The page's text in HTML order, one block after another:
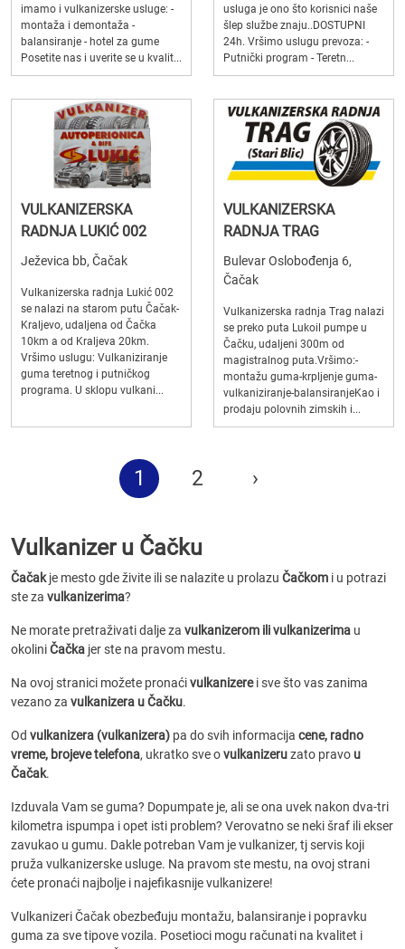
imamo i vulkanizerske usluge: -
montaža i demontaža -
balansiranje - hotel za gume
Posetite nas i uverite se u kvalit...
usluga je ono što korisnici naše
šlep službe znaju..DOSTUPNI
24h. Vršimo uslugu prevoza: -
Putnički program - Teretn...
VULKANIZERSKA
RADNJA LUKIĆ 002
Ježevica bb, Čačak
Vulkanizerska radnja Lukić 002
se nalazi na starom putu Čačak-
Kraljevo, udaljena od Čačka
10km a od Kraljeva 20km.
Vršimo uslugu: Vulkaniziranje
guma teretnog i putničkog
programa. U sklopu vulkani...
VULKANIZERSKA
RADNJA TRAG
Bulevar Oslobođenja 6,
Čačak
Vulkanizerska radnja Trag nalazi
se preko puta Lukoil pumpe u
Čačku, udaljeni 300m od
magistralnog puta.Vršimo:-
montažu guma-krpljenje guma-
vulkaniziranje-balansiranjeKao i
prodaju polovnih zimskih i...
1 2 ›
Vulkanizer u Čačku
Čačakje mesto gde živite ili se nalazite u prolazu Čačkom i u potrazi
ste za vulkanizerima?
Ne morate pretraživati dalje za vulkanizerom ili vulkanizerima u
okoliniČačka jer ste na pravom mestu.
Na ovoj stranici možete pronaćivulkanizerei sve što vas zanima
vezano za vulkanizera u Čačku.
Od vulkanizera (vulkanizera) pa do svih informacija cene, radno
vreme, brojeve telefona, ukratko sve ovulkanizeruzato pravo u
Čačak.
Izduvala Vam se guma? Dopumpate je, ali se ona uvek nakon dva-tri
kilometra ispumpa i opet isti problem? Verovatno se neki šraf ili ekser
zavukao u gumu. Dakle potreban Vam je vulkanizer, tj servis koji
pruža vulkanizerske usluge. Na pravom ste mestu, na ovoj strani
ćete pronaći najbolje i najefikasnije vulkanizere!
Vulkanizeri Čačak obezbeđuju montažu, balansiranje i popravku
guma za sve tipove vozila. Posetioci mogu računati na kvalitet i